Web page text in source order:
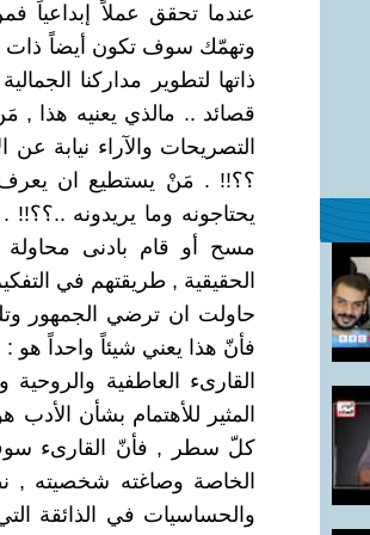
عندما تحقق عملاً إبداعياً
وتهمّك سوف تكون أيضاً ذات
ذاتها لتطوير مداركنا
قصائد .. مالذي يعنيه هذا ,
التصريحات والآراء نيابة
؟؟!! . مَنْ يستطيع ان يعرف
يحتاجونه وما يريدونه
مسح أو قام بادنى محاولة
الحقيقية , طريقتهم في
حاولت ان ترضي الجمهور
فأنّ هذا يعني شيئاً واحداً هو
القارىء العاطفية
المثير للأهتمام بشأن
كلّ سطر , فأنّ القارىء
الخاصة وصاغته شخصيته ,
والحساسيات في الذائقة